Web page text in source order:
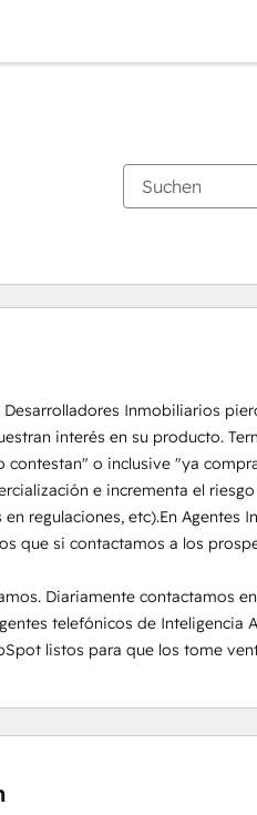
Desarrolladores Inmobiliarios
interés en su producto.
contestan" o inclusive "ya
e incrementa el
regulaciones, etc).En Agentes
que si contactamos a los
Diariamente contactamos
telefónicos de Inteligencia
listos para que los tome